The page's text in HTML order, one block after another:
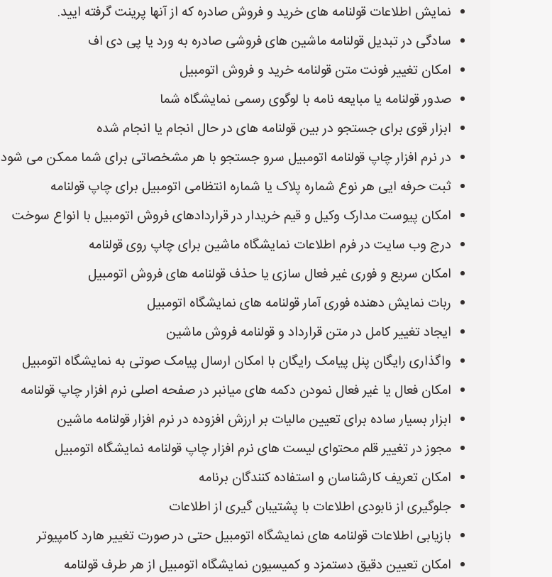
نمایش اطلاعات قولنامه های خرید و فروش صادره که از آنها پرینت گرفته ایید.
سادگی در تبدیل قولنامه ماشین های فروشی صادره به ورد یا پی دی اف
امکان تغییر فونت متن قولنامه خرید و فروش اتومبیل
صدور قولنامه یا مبایعه نامه با لوگوی رسمی نمایشگاه شما
ابزار قوی برای جستجو در بین قولنامه های در حال انجام یا انجام شده
در نرم افزار چاپ قولنامه اتومبیل سرو جستجو با هر مشخصاتی برای شما ممکن می شود
ثبت حرفه ایی هر نوع شماره پلاک یا شماره انتظامی اتومبیل برای چاپ قولنامه
امکان پیوست مدارک وکیل و قیم خریدار در قراردادهای فروش اتومبیل با انواع سوخت
درج وب سایت در فرم اطلاعات نمایشگاه ماشین برای چاپ روی قولنامه
امکان سریع و فوری غیر فعال سازی یا حذف قولنامه های فروش اتومبیل
ربات نمایش دهنده فوری آمار قولنامه های نمایشگاه اتومبیل
ایجاد تغییر کامل در متن قرارداد و قولنامه فروش ماشین
واگذاری رایگان پنل پیامک رایگان با امکان ارسال پیامک صوتی به نمایشگاه اتومبیل
امکان فعال یا غیر فعال نمودن دکمه های میانبر در صفحه اصلی نرم افزار چاپ قولنامه
ابزار بسیار ساده برای تعیین مالیات بر ارزش افزوده در نرم افزار قولنامه ماشین
مجوز در تغییر قلم محتوای لیست های نرم افزار چاپ قولنامه نمایشگاه اتومبیل
امکان تعریف کارشناسان و استفاده کنندگان برنامه
جلوگیری از نابودی اطلاعات با پشتیبان گیری از اطلاعات
بازیابی اطلاعات قولنامه های نمایشگاه اتومبیل حتی در صورت تغییر هارد کامپیوتر
امکان تعیین دقیق دستمزد و کمیسیون نمایشگاه اتومبیل از هر طرف قولنامه